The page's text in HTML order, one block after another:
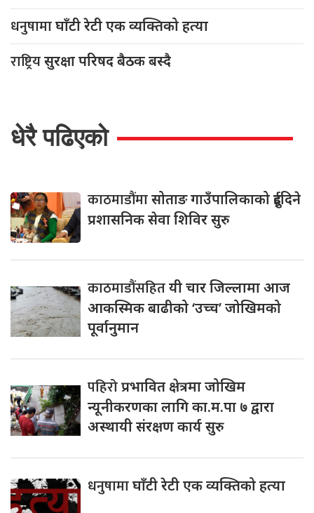
धनुषामाघाँटी रेटी एक व्यक्तिको हत्या
राष्ट्रियसुरक्षा परिषद बैठक बस्दै
धेरै पढिएको
काठमाडौंमासोताङ गाउँपालिकाको दुईदिने
प्रशासनिक सेवा शिविर सुरु
काठमाडौंसहितयी चार जिल्लामा आज
आकस्मिक बाढीको ‘उच्च’ जोखिमको
पूर्वानुमान
पहिरोप्रभावित क्षेत्रमा जोखिम
न्यूनीकरणका लागि का.म.पा ७ द्वारा
अस्थायी संरक्षण कार्य सुरु
धनुषामाघाँटी रेटी एक व्यक्तिको हत्या